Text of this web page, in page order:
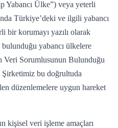
Yabancı Ülke”) veya yeterli
Türkiye’deki ve ilgili yabancı
bir korumayı yazılı olarak
yabancı ülkelere
Veri Sorumlusunun Bulunduğu
Şirketimiz bu doğrultuda
düzenlemelere uygun hareket
kişisel veri işleme amaçları